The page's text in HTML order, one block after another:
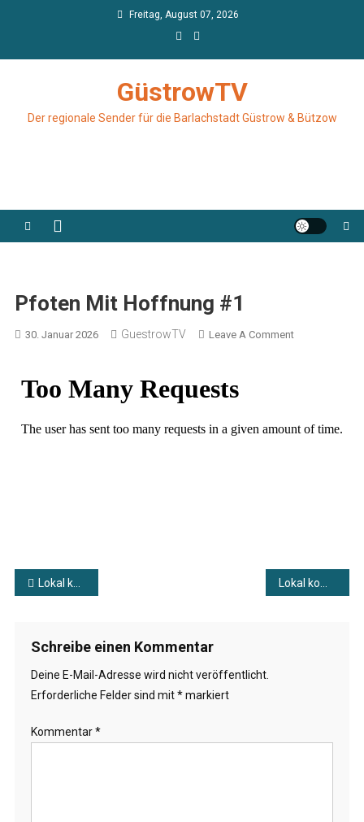
Freitag, August 07, 2026
GüstrowTV
Der regionale Sender für die Barlachstadt Güstrow & Bützow
Pfoten Mit Hoffnung #1
30. Januar 2026 GuestrowTV Leave A CommentOn
Beitragsnavigation
Lokal kompakt vom 29.01.2026
Schreibe einen Kommentar
Deine E-Mail-Adresse wird nicht veröffentlicht.
Erforderliche Felder sind mit*markiert
Kommentar*